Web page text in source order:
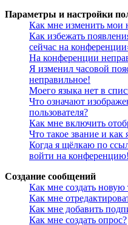
Параметры и настройки
Как мне изменить мои
Как избежать
сейчас на
На конференции
Я изменил часовой
неправильное!
Моего языка нет в
Что означают
пользователя?
Как мне включить
Что такое звание и как
Когда я щёлкаю по
войти на конференцию!
Создание сообщений
Как мне создать
Как мне
Как мне добавить
Как мне создать опрос?